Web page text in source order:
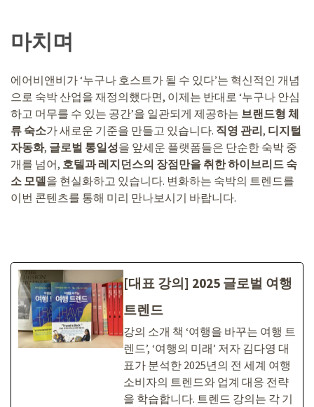
마치며
에어비앤비가 ‘누구나 호스트가 될 수 있다’는 혁신적인 개념
으로 숙박 산업을 재정의했다면, 이제는 반대로 ‘누구나 안심
하고 머무를 수 있는 공간’을 일관되게 제공하는 브랜드형 체
류 숙소가 새로운 기준을 만들고 있습니다. 직영 관리, 디지털
자동화, 글로벌 통일성을 앞세운 플랫폼들은 단순한 숙박 중
개를 넘어, 호텔과 레지던스의 장점만을 취한 하이브리드 숙
소 모델을 현실화하고 있습니다. 변화하는 숙박의 트렌드를
이번 콘텐츠를 통해 미리 만나보시기 바랍니다.
[대표 강의] 2025 글로벌 여행
트렌드
강의 소개 책 ‘여행을 바꾸는 여행 트
렌드’, ‘여행의 미래’ 저자 김다영 대
표가 분석한 2025년의 전 세계 여행
소비자의 트렌드와 업계 대응 전략
을 학습합니다. 트렌드 강의는 각 기